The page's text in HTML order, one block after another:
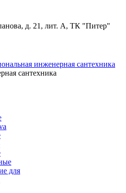
д. 21, лит. А, ТК "Питер"
сантехника
для